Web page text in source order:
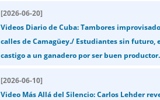
[2026-06-20]
Videos Diario de Cuba: Tambores
calles de Camagüey./ Estudiantes sin futuro,
castigo a un ganadero por ser buen productor.
[2026-06-10]
Video Más Allá del Silencio: Carlos Lehder